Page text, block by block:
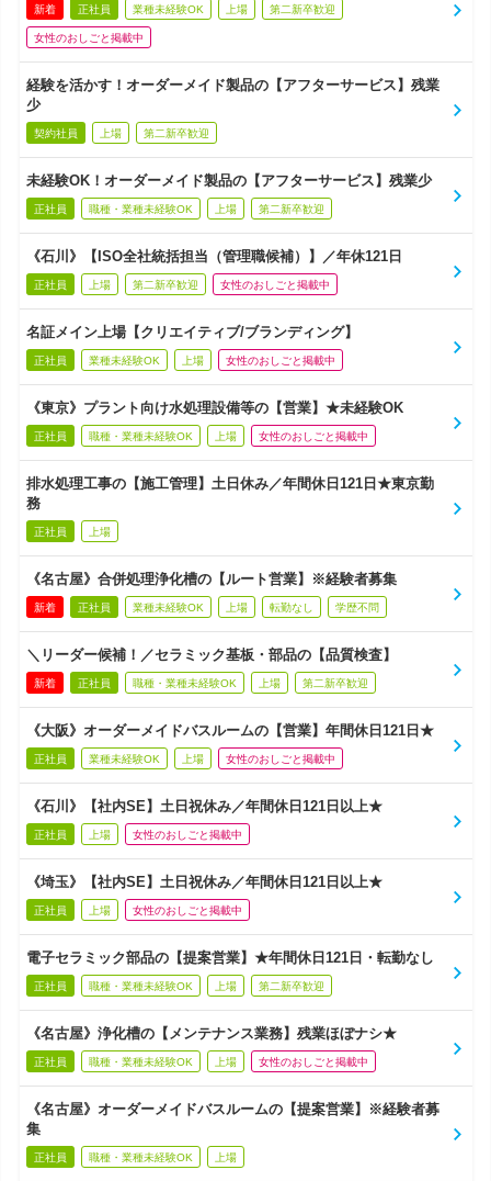
新着 正社員 業種未経験OK 上場 第二新卒歓迎
女性のおしごと掲載中
経験を活かす！オーダーメイド製品の【アフターサービス】残業
少
契約社員 上場 第二新卒歓迎
未経験OK！オーダーメイド製品の【アフターサービス】残業少
正社員 職種・業種未経験OK 上場 第二新卒歓迎
《石川》【ISO全社統括担当（管理職候補）】／年休121日
正社員 上場 第二新卒歓迎 女性のおしごと掲載中
名証メイン上場【クリエイティブ/ブランディング】
正社員 業種未経験OK 上場 女性のおしごと掲載中
《東京》プラント向け水処理設備等の【営業】★未経験OK
正社員 職種・業種未経験OK 上場 女性のおしごと掲載中
排水処理工事の【施工管理】土日休み／年間休日121日★東京勤
務
正社員 上場
《名古屋》合併処理浄化槽の【ルート営業】※経験者募集
新着 正社員 業種未経験OK 上場 転勤なし 学歴不問
＼リーダー候補！／セラミック基板・部品の【品質検査】
新着 正社員 職種・業種未経験OK 上場 第二新卒歓迎
《大阪》オーダーメイドバスルームの【営業】年間休日121日★
正社員 業種未経験OK 上場 女性のおしごと掲載中
《石川》【社内SE】土日祝休み／年間休日121日以上★
正社員 上場 女性のおしごと掲載中
《埼玉》【社内SE】土日祝休み／年間休日121日以上★
正社員 上場 女性のおしごと掲載中
電子セラミック部品の【提案営業】★年間休日121日・転勤なし
正社員 職種・業種未経験OK 上場 第二新卒歓迎
《名古屋》浄化槽の【メンテナンス業務】残業ほぼナシ★
正社員 職種・業種未経験OK 上場 女性のおしごと掲載中
《名古屋》オーダーメイドバスルームの【提案営業】※経験者募
集
正社員 職種・業種未経験OK 上場